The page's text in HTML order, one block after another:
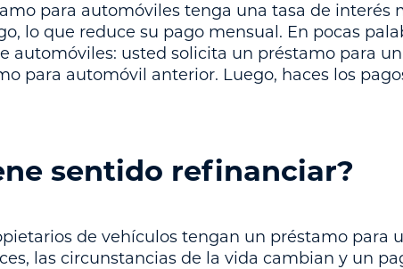
para automóviles tenga una tasa de interés
lo que reduce su pago mensual. En pocas
automóviles: usted solicita un préstamo para
para automóvil anterior. Luego, haces los
sentido refinanciar?
de vehículos tengan un préstamo para
las circunstancias de la vida cambian y un